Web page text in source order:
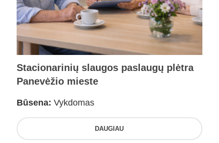
Stacionarinių slaugos paslaugų plėtra
Panevėžio mieste
Būsena: Vykdomas
DAUGIAU